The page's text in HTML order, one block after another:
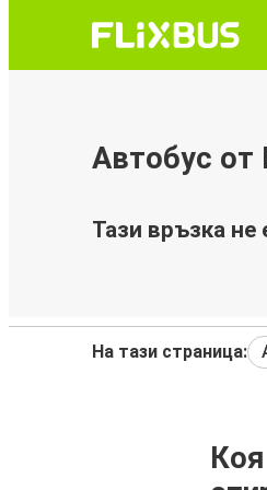
Автобус от
Тази връзка не
На тази страница: